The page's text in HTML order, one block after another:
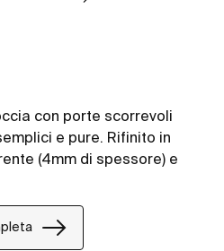
con porte scorrevoli
e pure. Rifinito in
(4mm di spessore) e